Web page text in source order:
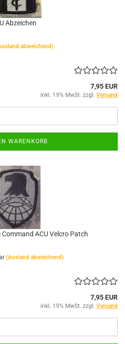
Abzeichen
abweichend)
7,95 EUR
inkl. 19% MwSt. zzgl. Versand
WARENKORB
ACU Velcro Patch
(Ausland abweichend)
7,95 EUR
inkl. 19% MwSt. zzgl. Versand